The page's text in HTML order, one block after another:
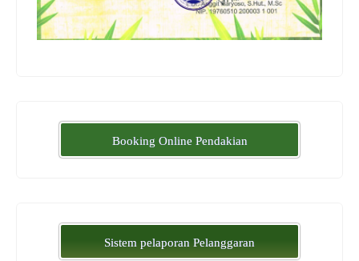
Booking Online Pendakian
Sistem pelaporan Pelanggaran